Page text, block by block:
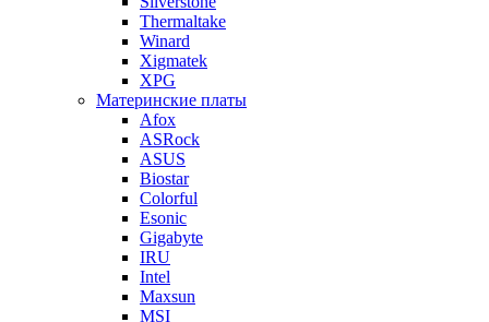
Thermaltake
Winard
Xigmatek
XPG
Материнские платы
Afox
ASRock
ASUS
Biostar
Colorful
Esonic
Gigabyte
IRU
Intel
Maxsun
MSI